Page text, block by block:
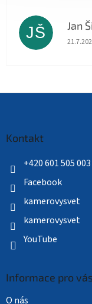
JŠ Jan
Kontakt
+420 601 505 003
Facebook
kamerovysvet
kamerovysvet
YouTube
Informace pro
O nás